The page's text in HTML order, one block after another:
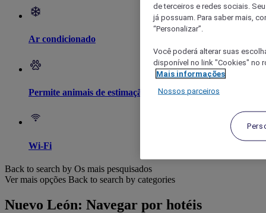
Ar condicionado
Permite animais de estimação
Wi-Fi
Back to search by Os mais pesquisados
Ver mais opções Back to search by categories
Nuevo León: Navegar por hotéis
de terceiros e redes sociais.
já possuam. Para saber mais,
“Personalizar”.
Você poderá alterar suas
disponível no link "Cookies" no
Mais informações
Nossos parceiros